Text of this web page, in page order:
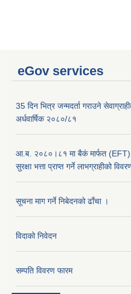
eGov services
35 दिन भित्र जन्मदर्ता गराउने
अर्धवार्षिक २०८०/८१
आ.ब. २०८०।८१ मा बैकं मार्फत (EFT)
सुरक्षा भत्ता प्राप्त गर्ने लाभग्राहीको
सूचना माग गर्ने निबेदनको ढाँचा ।
विदाको निवेदन
सम्पति विवरण फारम